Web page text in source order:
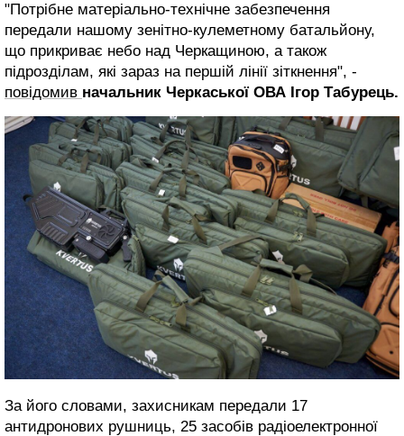
"Потрібне матеріально-технічне забезпечення
передали нашому зенітно-кулеметному батальйону,
що прикриває небо над Черкащиною, а також
підрозділам, які зараз на першій лінії зіткнення", -
повідомив начальник Черкаської ОВА Ігор Табурець.
За його словами, захисникам передали 17
антидронових рушниць, 25 засобів радіоелектронної